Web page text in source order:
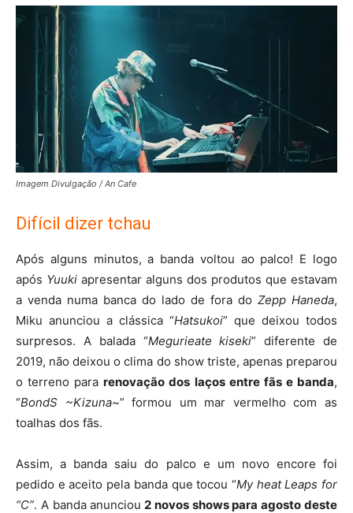
Imagem Divulgação / An Cafe
Difícil dizer tchau
Após alguns minutos, a banda voltou ao palco! E logo
após Yuuki apresentar alguns dos produtos que estavam
a venda numa banca do lado de fora do Zepp Haneda,
Miku anunciou a clássica “Hatsukoi” que deixou todos
surpresos. A balada “Megurieate kiseki” diferente de
2019, não deixou o clima do show triste, apenas preparou
o terreno pararenovação dos laços entre fãs e banda,
“BondS ~Kizuna~” formou um mar vermelho com as
toalhas dos fãs.
Assim, a banda saiu do palco e um novo encore foi
pedido e aceito pela banda que tocou “My heat Leaps for
“C”. A banda anunciou 2 novos shows para agosto deste